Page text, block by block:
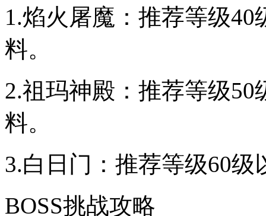
1.焰火屠魔：推荐等级
料。
2.祖玛神殿：推荐等级
料。
3.白日门：推荐等级60
BOSS挑战攻略